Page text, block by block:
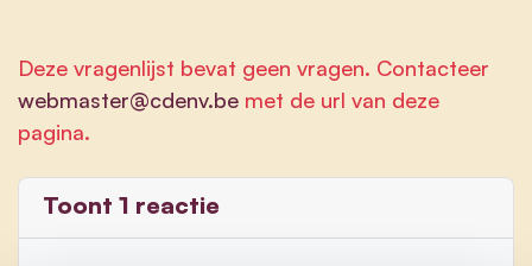
Deze vragenlijst bevat geen vragen. Contacteer
webmaster@cdenv.be met de url van deze
pagina.
Toont 1 reactie